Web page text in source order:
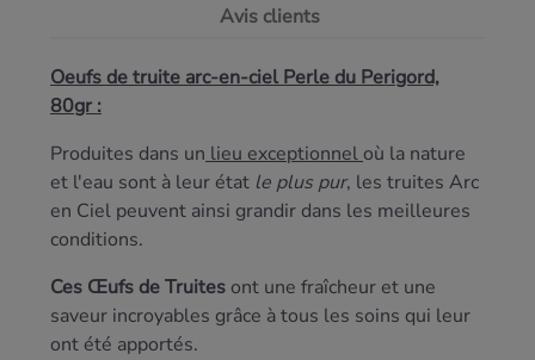
Avis clients
Oeufs de truite arc-en-ciel Perle du Perigord,
80gr :
Produites dans un lieu exceptionnel où la nature
et l'eau sont à leur état le plus pur, les truites Arc
en Ciel peuvent ainsi grandir dans les meilleures
conditions.
Ces Œufs de Truites ont une fraîcheur et une
saveur incroyables grâce à tous les soins qui leur
ont été apportés.